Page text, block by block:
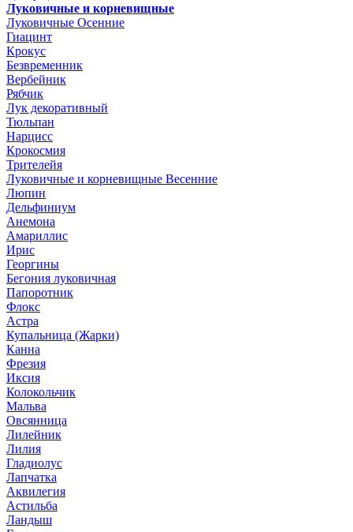
Луковичные и корневищные
Луковичные Осенние
Гиацинт
Крокус
Безвременник
Вербейник
Рябчик
Лук декоративный
Тюльпан
Нарцисс
Крокосмия
Трителейя
Луковичные и корневищные Весенние
Люпин
Дельфиниум
Анемона
Амариллис
Ирис
Георгины
Бегония луковичная
Папоротник
Флокс
Астра
Купальница (Жарки)
Канна
Фрезия
Иксия
Колокольчик
Мальва
Овсянница
Лилейник
Лилия
Гладиолус
Лапчатка
Аквилегия
Астильба
Ландыш